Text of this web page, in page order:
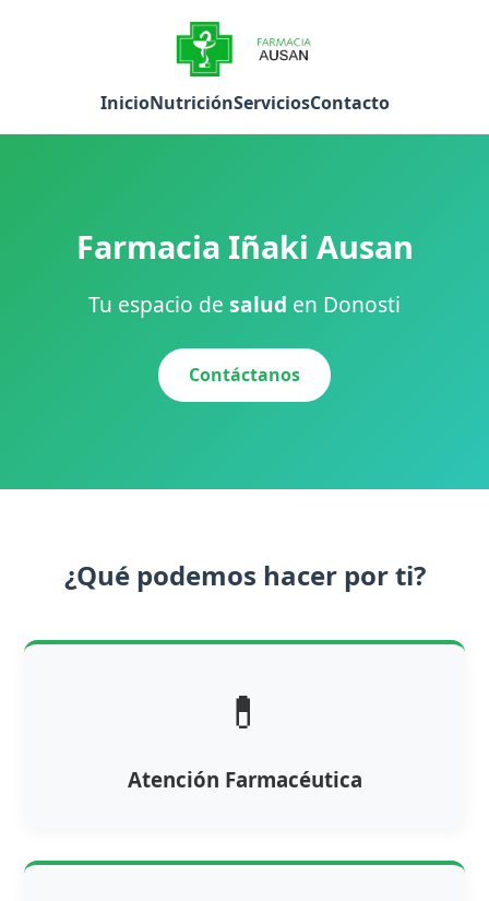
InicioNutriciónServiciosContacto
Farmacia Iñaki Ausan
Tu espacio de salud en Donosti
Contáctanos
¿Qué podemos hacer por ti?
💊
Atención Farmacéutica